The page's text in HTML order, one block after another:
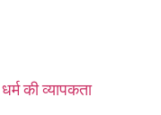
की व्यापकता